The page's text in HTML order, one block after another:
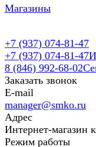
Магазины
+7 (937) 074-81-47
+7 (937) 074-81-47
8 (846) 992-68-02
Заказать звонок
E-mail
manager@smko.ru
Адрес
Интернет-магазин
Режим работы